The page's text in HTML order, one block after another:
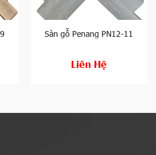
Sàn gỗ Penang PN12-11
Liên Hệ